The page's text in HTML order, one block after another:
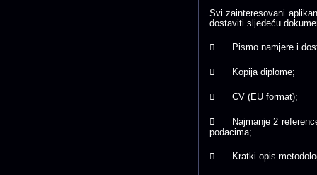
Svi zainteresovani
dostaviti sljedeću
 Pismo namjere i
 Kopija diplome;
 CV (EU format);

Najmanje 2
podacima;
 Kratki opis